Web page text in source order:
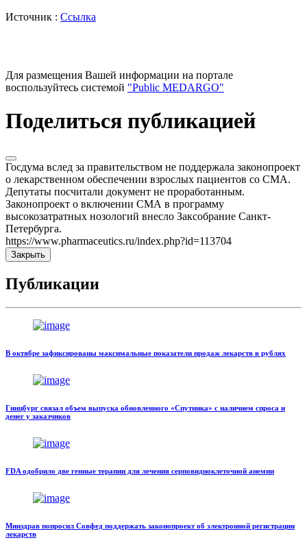
Источник : Ссылка
Для размещения Вашей информации на портале
воспользуйтесь системой "Public MEDARGO"
Поделиться публикацией
Госдума вслед за правительством не поддержала законопроект
о лекарственном обеспечении взрослых пациентов со СМА.
Депутаты посчитали документ не проработанным.
Законопроект о включении СМА в программу
высокозатратных нозологий внесло Заксобрание Санкт-
Петербурга.
https://www.pharmaceutics.ru/index.php?id=113704
Закрыть
Публикации
В октябре зафиксированы максимальные показатели продаж лекарств в рублях
Гинцбург связал объем выпуска обновленного «Спутника» с наличием спроса и
денег у заказчиков
FDA одобрило две генные терапии для лечения серповидноклеточной анемии
Минздрав попросил Совфед поддержать законопроект об электронной регистрации
лекарств